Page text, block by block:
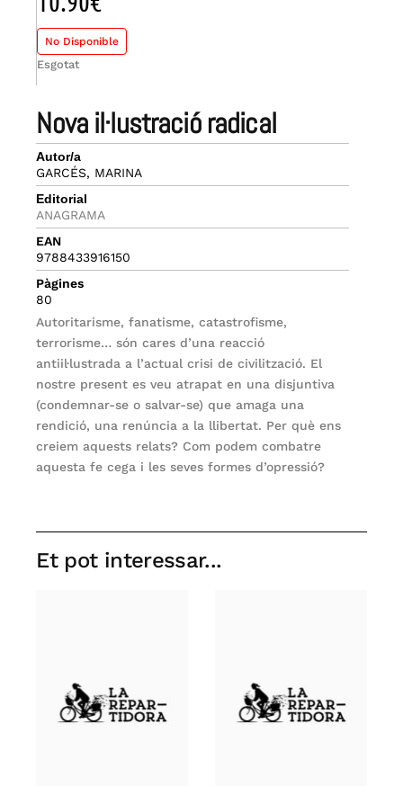
nova il·lustració radical
Autor/a
GARCÉS, MARINA
Editorial
ANAGRAMA
EAN
9788433916150
Pàgines
80
Autoritarisme, fanatisme, catastrofisme,
terrorisme… són cares d’una reacció
antiil·lustrada a l’actual crisi de civilització. El
nostre present es veu atrapat en una disjuntiva
(condemnar-se o salvar-se) que amaga una
rendició, una renúncia a la llibertat. Per què ens
creiem aquests relats? Com podem combatre
aquesta fe cega i les seves formes d’opressió?
No Disponible
Esgotat
Et pot interessar...